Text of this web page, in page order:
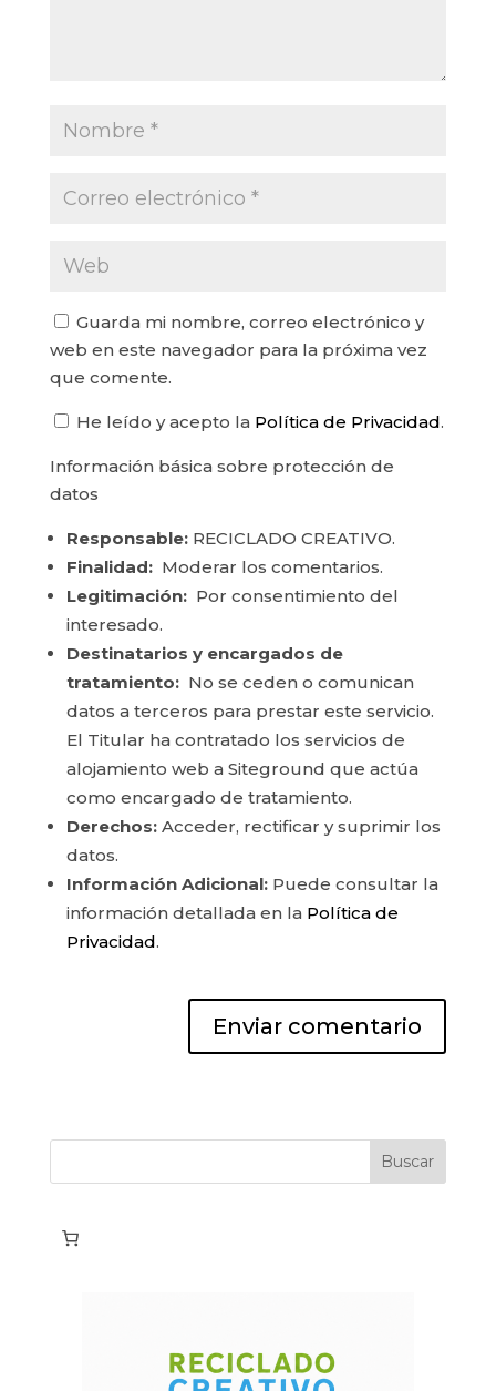
Guarda mi nombre, correo electrónico y
web en este navegador para la próxima vez
que comente.
He leído y acepto la Política de Privacidad.
Información básica sobre protección de
datos
Responsable:RECICLADO CREATIVO.
Finalidad:Moderar los comentarios.
Legitimación:Por consentimiento del
interesado.
Destinatarios y encargados de
tratamiento:No se ceden o comunican
datos a terceros para prestar este servicio.
El Titular ha contratado los servicios de
alojamiento web a Siteground que actúa
como encargado de tratamiento.
Derechos:Acceder, rectificar y suprimir los
datos.
Información Adicional:Puede consultar la
información detallada en la Política de
Privacidad.